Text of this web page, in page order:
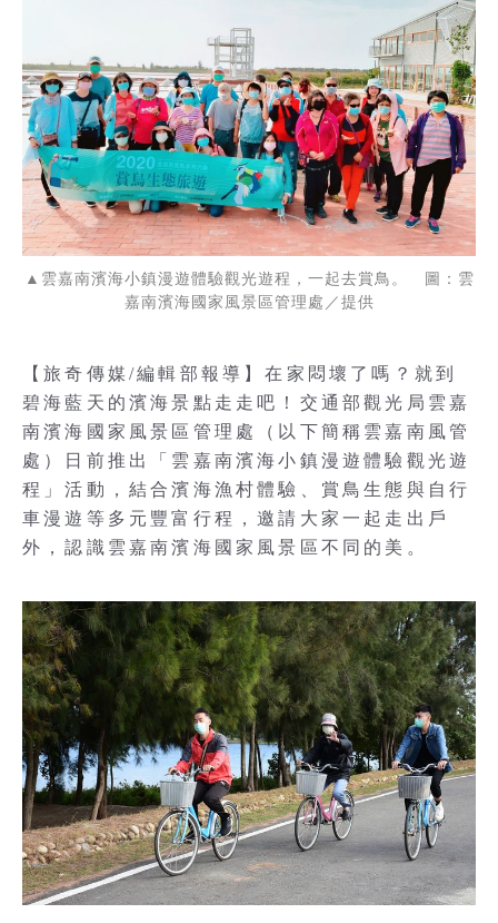
▲雲嘉南濱海小鎮漫遊體驗觀光遊程，一起去賞鳥。 圖：雲
嘉南濱海國家風景區管理處／提供
【旅奇傳媒/編輯部報導】在家悶壞了嗎？就到
碧海藍天的濱海景點走走吧！交通部觀光局雲嘉
南濱海國家風景區管理處（以下簡稱雲嘉南風管
處）日前推出「雲嘉南濱海小鎮漫遊體驗觀光遊
程」活動，結合濱海漁村體驗、賞鳥生態與自行
車漫遊等多元豐富行程，邀請大家一起走出戶
外，認識雲嘉南濱海國家風景區不同的美。